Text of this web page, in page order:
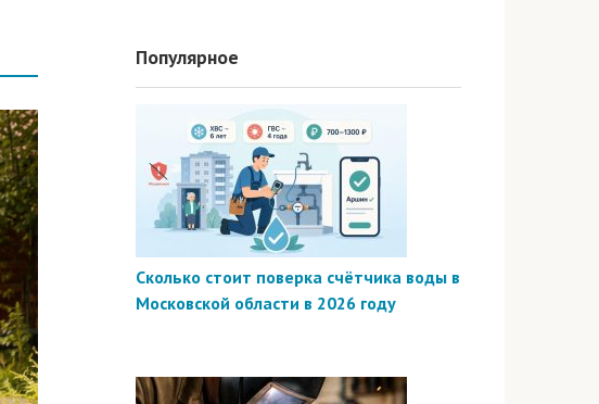
Популярное
Сколько стоит поверка счётчика воды в
Московской области в 2026 году